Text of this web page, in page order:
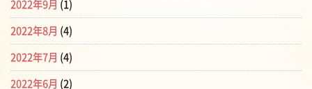
2022年9月 (1)
2022年8月 (4)
2022年7月 (4)
2022年6月 (2)